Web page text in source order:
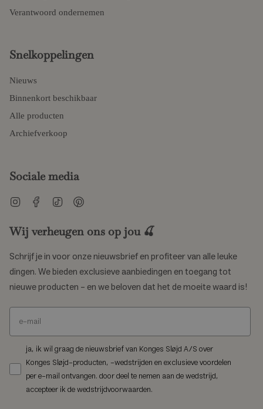
Verantwoord ondernemen
Snelkoppelingen
Nieuws
Binnenkort beschikbaar
Alle producten
Archiefverkoop
Sociale media
InstagramFacebook
TikTok
Wij verheugen ons op jou 🍒
Schrijf je in voor onze nieuwsbrief en profiteer van alle leuke
dingen. We bieden exclusieve aanbiedingen en toegang tot
nieuwe producten – en we beloven dat het de moeite waard is!
ja, ik wil graag de nieuwsbrief van Konges Sløjd A/S over
Konges Sløjd-producten, -wedstrijden en exclusieve voordelen
per e-mail ontvangen. door deel te nemen aan de wedstrijd,
accepteer ik de wedstrijdvoorwaarden.